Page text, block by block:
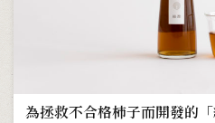
為拯救不合格柿子而開發的「